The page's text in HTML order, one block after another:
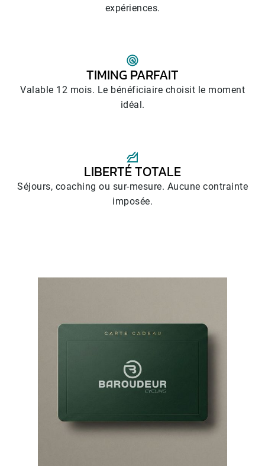
expériences.
TIMING PARFAIT
Valable 12 mois. Le bénéficiaire choisit le moment
idéal.
LIBERTÉ TOTALE
Séjours, coaching ou sur-mesure. Aucune contrainte
imposée.